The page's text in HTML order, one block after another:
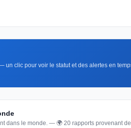
clic pour voir le statut et des alertes en
dans le monde. — 🌍 20 rapports provenant de